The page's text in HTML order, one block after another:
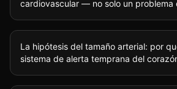
cardiovascular — no solo un problema
La hipótesis del tamaño arterial: por
sistema de alerta temprana del